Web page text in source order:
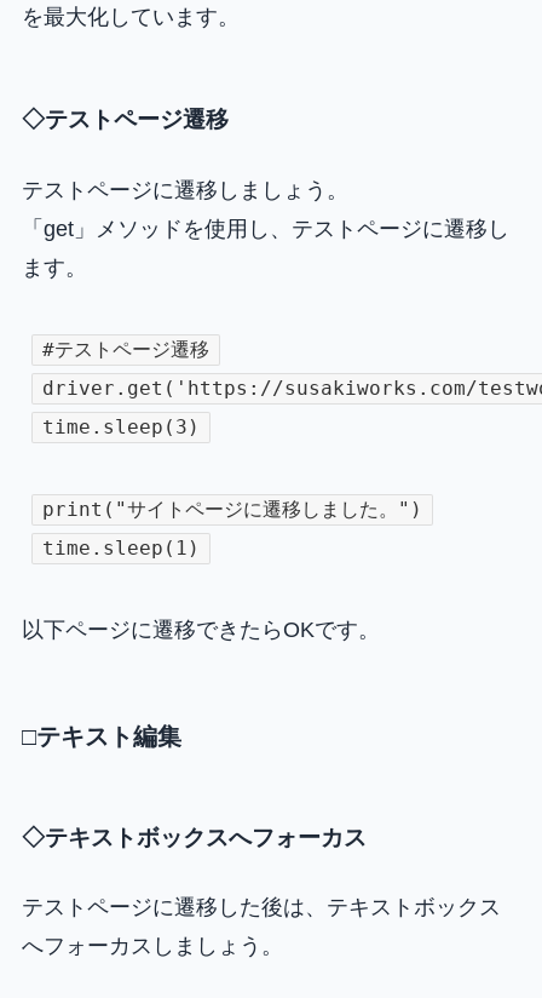
を最大化しています。
◇テストページ遷移
テストページに遷移しましょう。
「get」メソッドを使用し、テストページに遷移し
ます。
#テストページ遷移
driver.get('https://susakiworks.com/
time.sleep(3)
print("サイトページに遷移しました。")
time.sleep(1)
以下ページに遷移できたらOKです。
□テキスト編集
◇テキストボックスへフォーカス
テストページに遷移した後は、テキストボックス
へフォーカスしましょう。